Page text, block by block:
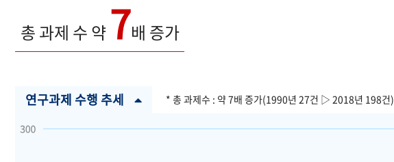
총 과제 수 약7배 증가
연구과제 수행 추세 * 총 과제수 : 약 7배 증가(1990년 27건 ▷ 2018년 198건)